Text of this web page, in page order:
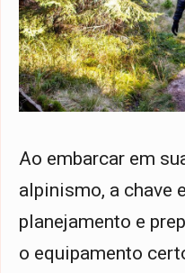
Ao embarcar em
alpinismo, a chave
planejamento e
o equipamento